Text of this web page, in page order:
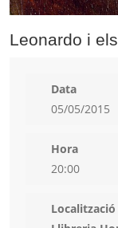
Leonardo i
Data
05/05/2015
Hora
20:00
Localització